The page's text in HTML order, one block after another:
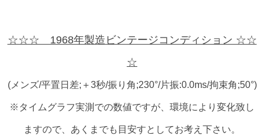
☆☆☆ 1968年製造ビンテージコンディション ☆☆
☆
(メンズ/平置日差;＋3秒/振り角;230°/片振:0.0ms/拘束角;50°)
※タイムグラフ実測での数値ですが、環境により変化致し
ますので、あくまでも目安すとしてお考え下さい。